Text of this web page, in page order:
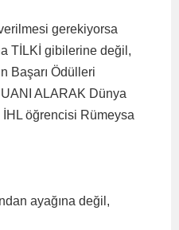
gerekiyorsa
TİLKİ gibilerine değil,
Başarı Ödülleri
ALARAK Dünya
öğrencisi Rümeysa
ayağına değil,